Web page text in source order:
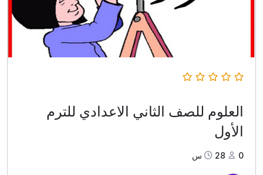
العلوم للصف الثاني الاعدادي للترم
الأول
0 28س